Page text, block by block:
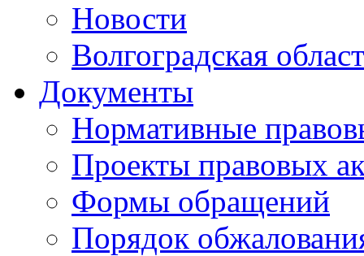
Новости
Волгоградская
Документы
Нормативные
Проекты правовых
Формы обращений
Порядок